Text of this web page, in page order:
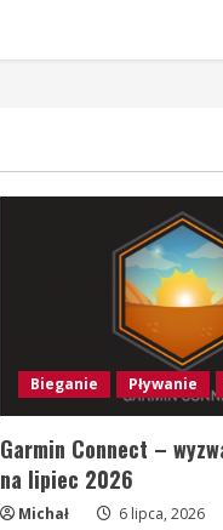
Bieganie Pływanie
Garmin Connect –
na lipiec 2026
Michał 6 lipca, 2026